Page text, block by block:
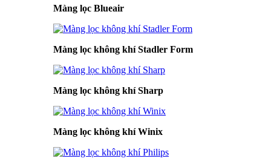
Màng lọc Blueair
Màng lọc không khí Stadler Form
Màng lọc không khí Sharp
Màng lọc không khí Winix